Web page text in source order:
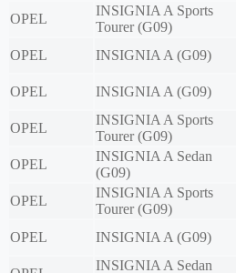
OPEL
INSIGNIA A Sports
Tourer (G09)
OPEL
INSIGNIA A (G09)
OPEL
INSIGNIA A (G09)
OPEL
INSIGNIA A Sports
Tourer (G09)
OPEL
INSIGNIA A Sedan
(G09)
OPEL
INSIGNIA A Sports
Tourer (G09)
OPEL
INSIGNIA A (G09)
INSIGNIA A Sedan